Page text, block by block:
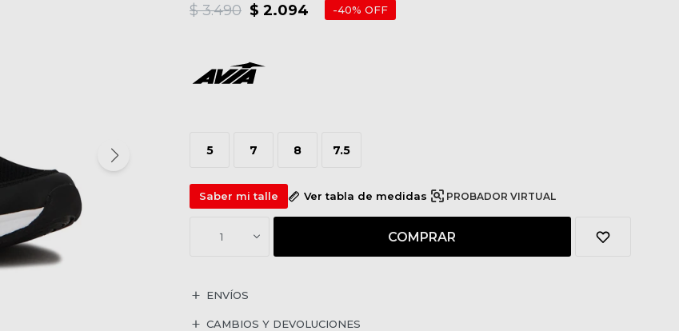
$ 2.094
$ 3.490 40
5 7 8 7.5
Saber mi talle Ver tabla de medidas PROBADOR VIRTUAL
1 COMPRAR
ENVÍOS
CAMBIOS Y DEVOLUCIONES